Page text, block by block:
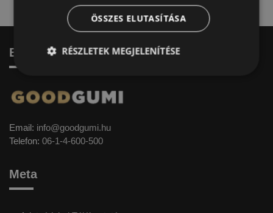
Elérhetőség
Email: info@goodgumi.hu
Telefon: 06-1-4-600-500
Meta
ÖSSZES ELUTASÍTÁSA
RÉSZLETEK MEGJELENÍTÉSE